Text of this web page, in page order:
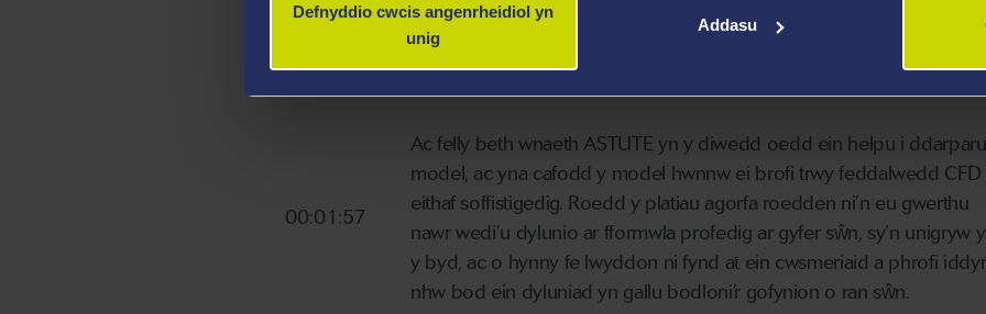
Defnyddio cwcis angenrheidiol yn
unig
Addasu
00:01:57
Ac felly beth wnaeth ASTUTE yn y diwedd oedd ein helpu i
model, ac yna cafodd y model hwnnw ei brofi trwy feddalwedd CFD
eithaf soffistigedig. Roedd y platiau agorfa roedden ni’n eu gwerthu
nawr wedi’u dylunio ar fformwla profedig ar gyfer sŵn, sy’n unigryw
y byd, ac o hynny fe lwyddon ni fynd at ein cwsmeriaid a phrofi
nhw bod ein dyluniad yn gallu bodloni’r gofynion o ran sŵn.